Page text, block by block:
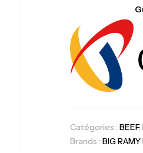
Catégories : BEEF,
Brands : BIG RAMY